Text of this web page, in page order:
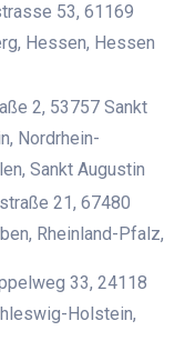
53, 61169
Hessen, Hessen
2, 53757 Sankt
Nordrhein-
Sankt Augustin
21, 67480
Rheinland-Pfalz,
33, 24118
Holstein,